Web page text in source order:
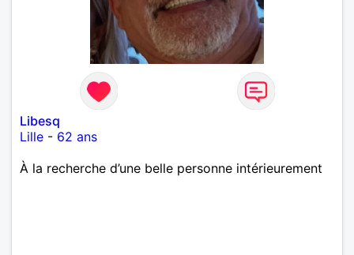
Libesq
Lille - 62 ans
À la recherche d’une belle personne intérieurement